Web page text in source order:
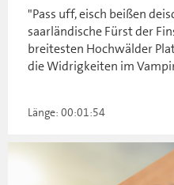
"Pass uff, eisch beißen
saarländische Fürst der
breitesten Hochwälder
die Widrigkeiten im
Länge: 00:01:54